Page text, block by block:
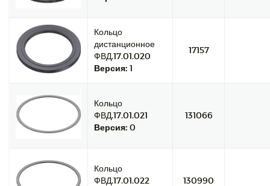
Кольцо
дистанционное
ФВД.17.01.020
Версия: 1
17157
Кольцо
ФВД.17.01.021
Версия: 0
131066
Кольцо
ФВД.17.01.022
130990